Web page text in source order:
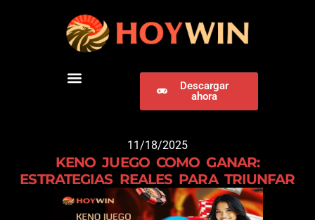
Descargar
ahora
11/18/2025
KENO JUEGO COMO GANAR:
ESTRATEGIAS REALES PARA TRIUNFAR